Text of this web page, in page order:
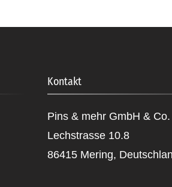
Kontakt
Pins & mehr GmbH &
Lechstrasse 10.8
86415 Mering,